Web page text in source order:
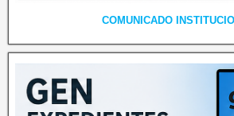
COMUNICADO